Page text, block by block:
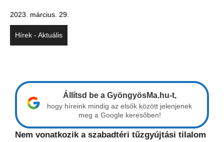
2023. március. 29.
Hírek - Aktuális
Állítsd be a GyöngyösMa.hu-t,
hogy híreink mindig az elsők között jelenjenek
meg a Google keresőben!
Nem vonatkozik a szabadtéri tűzgyújtási tilalom